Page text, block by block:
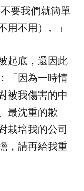
要我們就簡單
用不用）。」
起底，還因此
「因為一時情
被我傷害的中
最沈重的歉
栽培我的公司
，請再給我重